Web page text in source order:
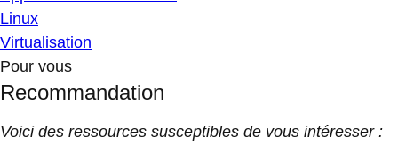
Linux
Virtualisation
Pour vous
Recommandation
Voici des ressources susceptibles de vous intéresser :